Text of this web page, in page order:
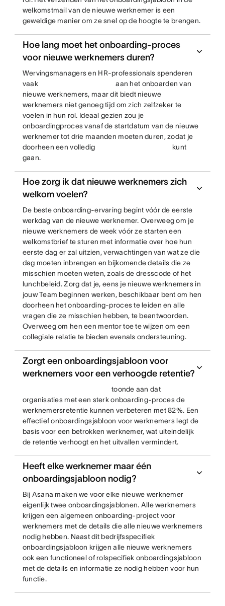
welkomstmail van de nieuwe werknemer is een
geweldige manier om ze snel op de hoogte te brengen.
Hoe lang moet het onboarding-proces
voor nieuwe werknemers duren?
Wervingsmanagers en HR-professionals spenderen
vaak
aan het onboarden van
nieuwe werknemers, maar dit biedt nieuwe
werknemers niet genoeg tijd om zich zelfzeker te
voelen in hun rol. Ideaal gezien zou je
onboardingproces vanaf de startdatum van de nieuwe
werknemer tot drie maanden moeten duren, zodat je
doorheen een volledig
kunt
gaan.
Hoe zorg ik dat nieuwe werknemers zich
welkom voelen?
De beste onboarding-ervaring begint vóór de eerste
werkdag van de nieuwe werknemer. Overweeg om je
nieuwe werknemers de week vóór ze starten een
welkomstbrief te sturen met informatie over hoe hun
eerste dag er zal uitzien, verwachtingen van wat ze die
dag moeten inbrengen en bijkomende details die ze
misschien moeten weten, zoals de dresscode of het
lunchbeleid. Zorg dat je, eens je nieuwe werknemers in
jouw Team beginnen werken, beschikbaar bent om hen
doorheen het onboarding-proces te leiden en alle
vragen die ze misschien hebben, te beantwoorden.
Overweeg om hen een mentor toe te wijzen om een
collegiale relatie te bieden evenals ondersteuning.
Zorgt een onboardingsjabloon voor
werknemers voor een verhoogde retentie?
toonde aan dat
organisaties met een sterk onboarding-proces de
werknemersretentie kunnen verbeteren met 82%. Een
effectief onboardingsjabloon voor werknemers legt de
basis voor een betrokken werknemer, wat uiteindelijk
de retentie verhoogt en het uitvallen vermindert.
Heeft elke werknemer maar één
onboardingsjabloon nodig?
Bij Asana maken we voor elke nieuwe werknemer
eigenlijk twee onboardingsjablonen. Alle werknemers
krijgen een algemeen onboarding-project voor
werknemers met de details die alle nieuwe werknemers
nodig hebben. Naast dit bedrijfsspecifiek
onboardingsjabloon krijgen alle nieuwe werknemers
ook een functioneel of rolspecifiek onboardingsjabloon
met de details en informatie ze nodig hebben voor hun
functie.